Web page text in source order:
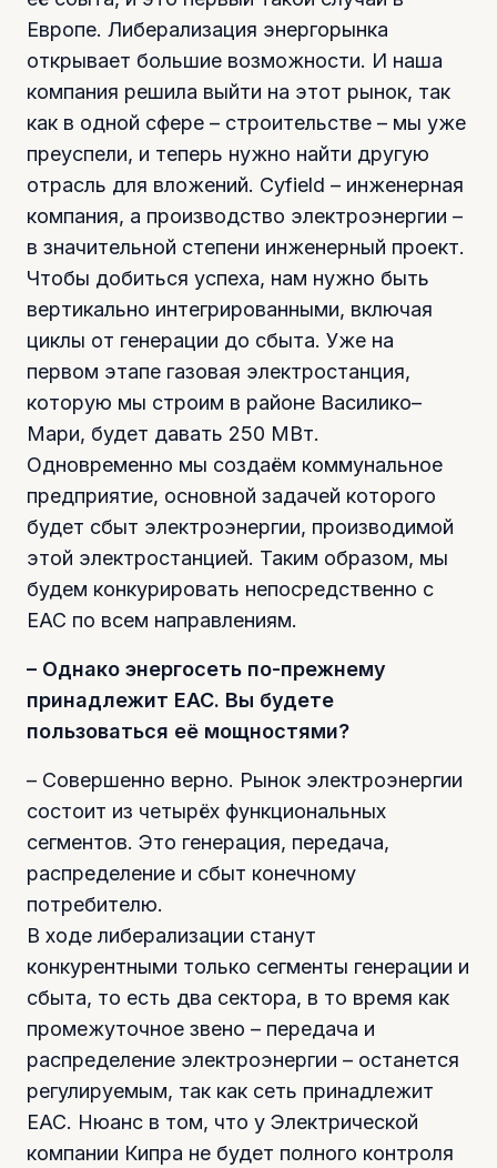
Европе. Либерализация энергорынка
открывает большие возможности. И наша
компания решила выйти на этот рынок, так
как в одной сфере – строительстве – мы уже
преуспели, и теперь нужно найти другую
отрасль для вложений. Cyfield – инженерная
компания, а производство электроэнергии –
в значительной степени инженерный проект.
Чтобы добиться успеха, нам нужно быть
вертикально интегрированными, включая
циклы от генерации до сбыта. Уже на
первом этапе газовая электростанция,
которую мы строим в районе Василико–
Мари, будет давать 250 МВт.
Одновременно мы создаём коммунальное
предприятие, основной задачей которого
будет сбыт электроэнергии, производимой
этой электростанцией. Таким образом, мы
будем конкурировать непосредственно с
ЕАС по всем направлениям.
– Однако энергосеть по-прежнему
принадлежит ЕАС. Вы будете
пользоваться её мощностями?
– Совершенно верно. Рынок электроэнергии
состоит из четырёх функциональных
сегментов. Это генерация, передача,
распределение и сбыт конечному
потребителю.
В ходе либерализации станут
конкурентными только сегменты генерации и
сбыта, то есть два сектора, в то время как
промежуточное звено – передача и
распределение электроэнергии – останется
регулируемым, так как сеть принадлежит
ЕАС. Нюанс в том, что у Электрической
компании Кипра не будет полного контроля